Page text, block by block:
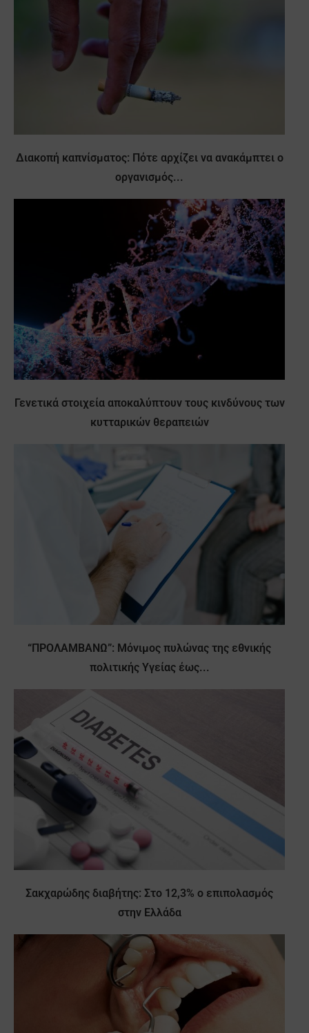
Διακοπή καπνίσματος: Πότε αρχίζει να ανακάμπτει ο
οργανισμός...
Γενετικά στοιχεία αποκαλύπτουν τους κινδύνους των
κυτταρικών θεραπειών
“ΠΡΟΛΑΜΒΑΝΩ”: Μόνιμος πυλώνας της εθνικής
πολιτικής Υγείας έως...
Σακχαρώδης διαβήτης: Στο 12,3% ο επιπολασμός
στην Ελλάδα